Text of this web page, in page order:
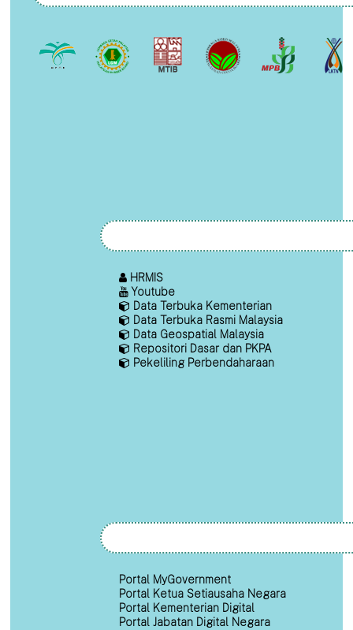
HRMIS
Youtube
Data Terbuka Kementerian
Data Terbuka Rasmi Malaysia
Data Geospatial Malaysia
Repositori Dasar dan PKPA
Pekeliling Perbendaharaan
Portal MyGovernment
Portal Ketua Setiausaha Negara
Portal Kementerian Digital
Portal Jabatan Digital Negara